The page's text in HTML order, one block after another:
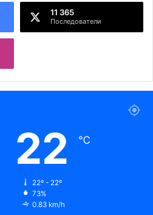
11 365
Последователи
22 ℃
22º - 22º
73%
0.83 km/h